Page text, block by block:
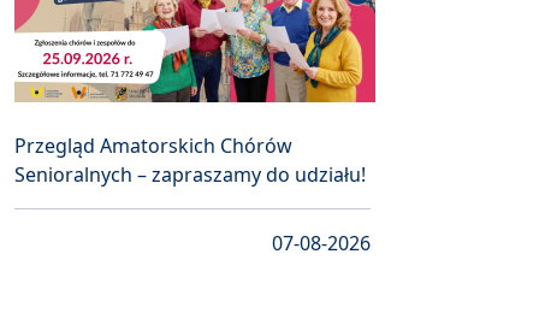
Przegląd Amatorskich Chórów
Senioralnych – zapraszamy do udziału!
07-08-2026